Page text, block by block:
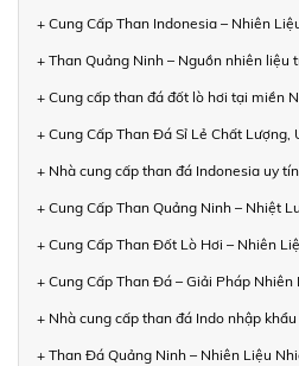
+ Cung Cấp Than Indonesia – Nhiên
+ Than Quảng Ninh – Nguồn nhiên liệu
+ Cung cấp than đá đốt lò hơi tại miền
+ Cung Cấp Than Đá Sỉ Lẻ Chất Lượng,
+ Nhà cung cấp than đá Indonesia uy
+ Cung Cấp Than Quảng Ninh – Nhiệt
+ Cung Cấp Than Đốt Lò Hơi – Nhiên
+ Cung Cấp Than Đá – Giải Pháp
+ Nhà cung cấp than đá Indo nhập
+ Than Đá Quảng Ninh – Nhiên Liệu